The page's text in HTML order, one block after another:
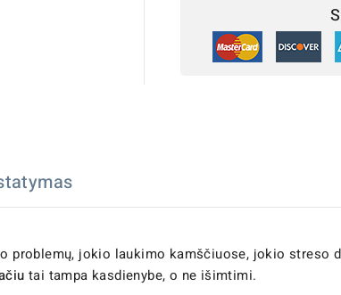
problemų, jokio laukimo kamščiuose, jokio streso
tai tampa kasdienybe, o ne išimtimi.